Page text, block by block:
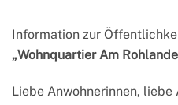
Information zur
„Wohnquartier Am
Liebe Anwohnerinnen, liebe